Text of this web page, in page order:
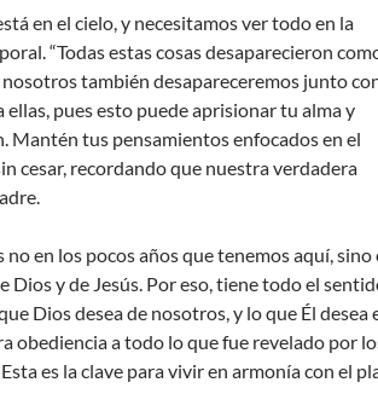
en el cielo, y necesitamos ver todo en la
“Todas estas cosas desaparecieron
nosotros también desapareceremos junto
ellas, pues esto puede aprisionar tu alma y
Mantén tus pensamientos enfocados en el
cesar, recordando que nuestra verdadera
en los pocos años que tenemos aquí, sino
Dios y de Jesús. Por eso, tiene todo el
Dios desea de nosotros, y lo que Él desea
obediencia a todo lo que fue revelado por
es la clave para vivir en armonía con el